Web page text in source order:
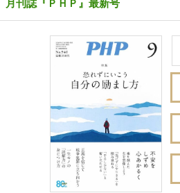
月刊誌『ＰＨＰ』最新号